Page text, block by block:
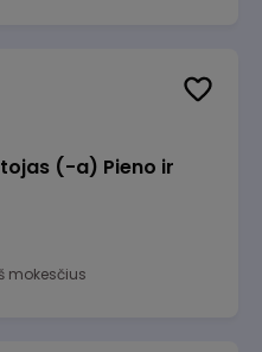
(-a) Pieno ir
mokesčius